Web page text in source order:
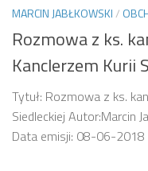
MARCIN JABŁKOWSKI/
Rozmowa z ks.
Kanclerzem Kurii
Tytuł: Rozmowa z ks.
Siedleckiej Autor:Marcin
Data emisji: 08-06-2018